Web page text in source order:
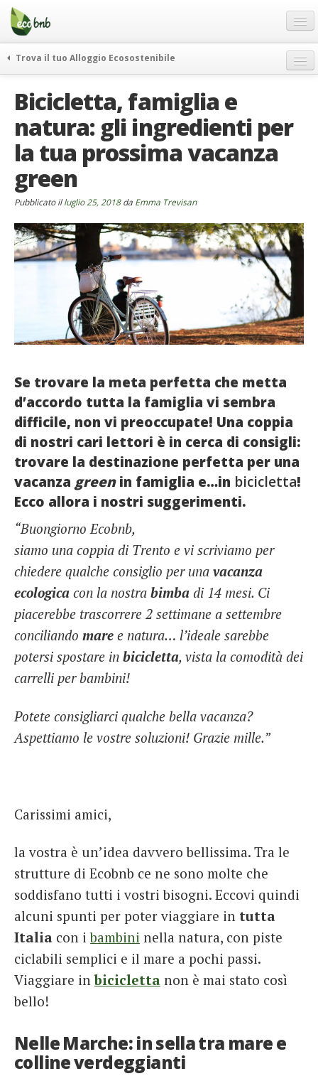
Menu
Salta
contenuto
Offerte Speciali
Regali
FAQ
Chi Siamo
Partner
Contatti
Italiano
German
French
Trova il tuo Alloggio Ecosostenibile
itinerari
curiosità
vivere e viaggiare verde
ecohotel
Bicicletta, famiglia e
natura: gli ingredienti per
la tua prossima vacanza
green
Pubblicato illuglio 25, 2018da Emma Trevisan
Se trovare la meta perfetta che metta
d’accordo tutta la famiglia vi sembra
difficile, non vi preoccupate! Una coppia
di nostri cari lettori è in cerca di consigli:
trovare la destinazione perfetta per una
vacanza greenin famiglia e…in bicicletta!
Ecco allora i nostri suggerimenti.
“Buongiorno Ecobnb,
siamo una coppia di Trento e vi scriviamo per
chiedere qualche consiglio per una vacanza
ecologica con la nostra bimba di 14 mesi. Ci
piacerebbe trascorrere 2 settimane a settembre
conciliando mare e natura… l’ideale sarebbe
potersi spostare in bicicletta, vista la comodità dei
carrelli per bambini!
Potete consigliarci qualche bella vacanza?
Aspettiamo le vostre soluzioni! Grazie mille.”
Carissimi amici,
la vostra è un’idea davvero bellissima. Tra le
strutture di Ecobnb ce ne sono molte che
soddisfano tutti i vostri bisogni. Eccovi quindi
alcuni spunti per poter viaggiare in tutta
Italia con ibambini nella natura, con piste
ciclabili semplici e il mare a pochi passi.
Viaggiare inbicicletta non è mai stato così
bello!
Nelle Marche: in sella tra mare e
colline verdeggianti